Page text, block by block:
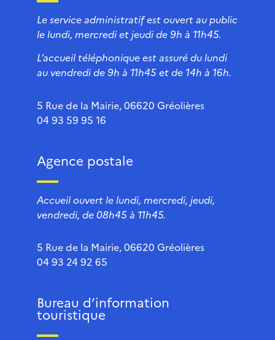
Le service administratif est ouvert au public
le lundi, mercredi et jeudi de 9h à 11h45.
L’accueil téléphonique est assuré du lundi
au vendredi de 9h à 11h45 et de 14h à 16h.
5 Rue de la Mairie, 06620 Gréolières
04 93 59 95 16
Agence postale
Accueil ouvert le lundi, mercredi, jeudi,
vendredi, de 08h45 à 11h45.
5 Rue de la Mairie, 06620 Gréolières
04 93 24 92 65
Bureau d’information
touristique